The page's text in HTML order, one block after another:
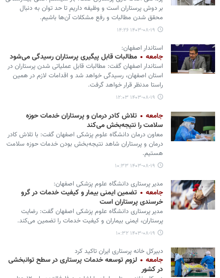
بر دوش پرستاران است و وظیفه داریم تا حد توان به دنبال
محقق شدن مطالبات و رفع مشکلات آن‌ها باشیم.
۱۴۰۳-۰۸-۱۹ ۱۴:۲۶
استاندار اصفهان:
جامعه مطالبات قابل پیگیری پرستاران رسیدگی می‌شود
استاندار اصفهان گفت: مطالبات قابل عملیاتی شدن پرستاران در
استان اصفهان، رسیدگی خواهد شد و اقدامات لازم در همین
راستا مدنظر قرار خواهد گرفت.
۱۴۰۳-۰۸-۱۹ ۱۲:۰۳
جامعه
تلاش کادر درمان و پرستاران خدمات حوزه
سلامت را نتیجه‌بخش می‌کند
معاون درمان دانشگاه علوم پزشکی اصفهان گفت: با تلاش کادر
درمان و پرستاران شاهد نتیجه‌بخش بودن خدمات حوزه سلامت
هستیم.
۱۴۰۳-۰۸-۱۹ ۱۰:۳۳
مدیر پرستاری دانشگاه علوم پزشکی اصفهان:
جامعه
تضمین ایمنی بیمار و کیفیت خدمات در گرو
خرسندی پرستاران است
مدیر پرستاری دانشگاه علوم پزشکی اصفهان گفت: رضایت
پرستاران، ایمنی بیماران و کیفیت خدمات را تضمین می‌کند.
۱۴۰۳-۰۸-۱۹ ۱۰:۳۲
دبیرکل خانه پرستاری ایران تاکید کرد
جامعه
لزوم توسعه خدمات پرستاری در سطح توانبخشی
در کشور